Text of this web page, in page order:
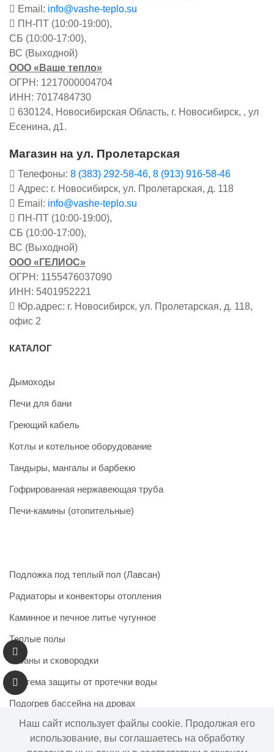
Email: info@vashe-teplo.su
ПН-ПТ (10:00-19:00),
СБ (10:00-17:00),
ВС (Выходной)
ООО «Ваше тепло»
ОГРН: 1217000004704
ИНН: 7017484730
630124, Новосибирская Область, г. Новосибирск, , ул
Есенина, д1.
Магазин на ул. Пролетарская
Телефоны: 8 (383) 292-58-46, 8 (913) 916-58-46
Адрес: г. Новосибирск, ул. Пролетарская, д. 118
Email: info@vashe-teplo.su
ПН-ПТ (10:00-19:00),
СБ (10:00-17:00),
ВС (Выходной)
ООО «ГЕЛИОС»
ОГРН: 1155476037090
ИНН: 5401952221
Юр.адрес: г. Новосибирск, ул. Пролетарская, д. 118,
офис 2
КАТАЛОГ
Дымоходы
Печи для бани
Греющий кабель
Котлы и котельное оборудование
Тандыры, мангалы и барбекю
Гофрированная нержавеющая труба
Печи-камины (отопительные)
Подложка под теплый пол (Лавсан)
Радиаторы и конвекторы отопления
Каминное и печное литье чугунное
Теплые полы
Казаны и сковородки
Система защиты от протечки воды
Подогрев бассейна на дровах
Наш сайт использует файлы cookie. Продолжая его
использование, вы соглашаетесь на обработку